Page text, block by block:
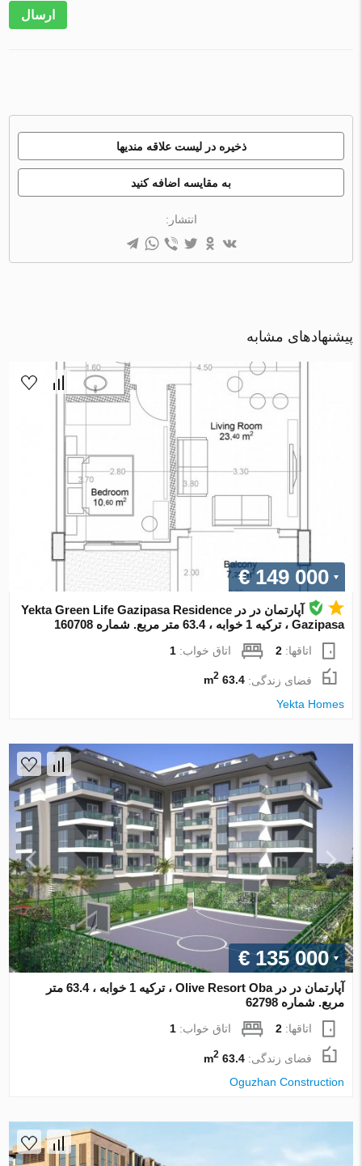
ارسال
ذخیره در لیست علاقه مندیها
به مقایسه اضافه کنید
انتشار:
پیشنهادهای مشابه
€ 149 000
آپارتمان در در Yekta Green Life Gazipasa Residence
Gazipasa ، ترکیه 1 خوابه ، 63.4 متر مربع. شماره 160708
اتاقها:2 اتاق خواب:1
فضای زندگی:63.4 m
2
Yekta Homes
€ 135 000
آپارتمان در در Olive Resort Oba ، ترکیه 1 خوابه ، 63.4 متر
مربع. شماره 62798
اتاقها:2 اتاق خواب:1
فضای زندگی:63.4 m
2
Oguzhan Construction